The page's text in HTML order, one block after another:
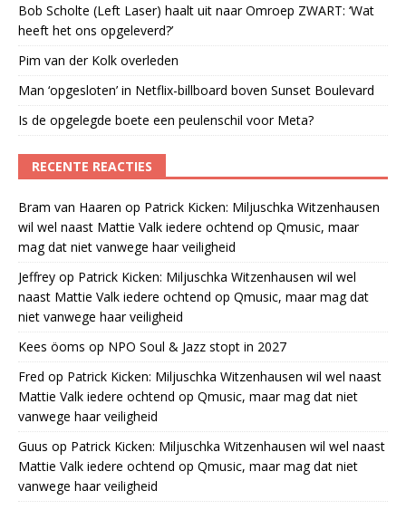
Bob Scholte (Left Laser) haalt uit naar Omroep ZWART: ‘Wat
heeft het ons opgeleverd?’
Pim van der Kolk overleden
Man ‘opgesloten’ in Netflix-billboard boven Sunset Boulevard
Is de opgelegde boete een peulenschil voor Meta?
RECENTE REACTIES
Bram van Haaren op Patrick Kicken: Miljuschka Witzenhausen
wil wel naast Mattie Valk iedere ochtend op Qmusic, maar
mag dat niet vanwege haar veiligheid
Jeffrey op Patrick Kicken: Miljuschka Witzenhausen wil wel
naast Mattie Valk iedere ochtend op Qmusic, maar mag dat
niet vanwege haar veiligheid
Kees öoms op NPO Soul & Jazz stopt in 2027
Fred op Patrick Kicken: Miljuschka Witzenhausen wil wel naast
Mattie Valk iedere ochtend op Qmusic, maar mag dat niet
vanwege haar veiligheid
Guus op Patrick Kicken: Miljuschka Witzenhausen wil wel naast
Mattie Valk iedere ochtend op Qmusic, maar mag dat niet
vanwege haar veiligheid